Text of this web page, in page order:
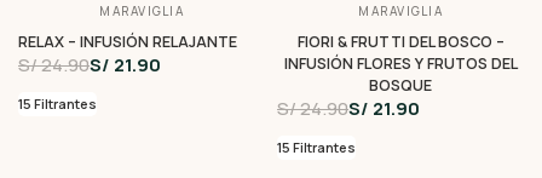
MARAVIGLIA
RELAX – INFUSIÓN RELAJANTE
S/ 24.90S/ 21.90
15 Filtrantes
MARAVIGLIA
FIORI & FRUTTI DEL BOSCO –
INFUSIÓN FLORES Y FRUTOS DEL
BOSQUE
S/ 24.90S/ 21.90
15 Filtrantes